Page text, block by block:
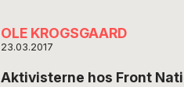
OLE KROGSGAARD
23.03.2017
Aktivisterne hos Front